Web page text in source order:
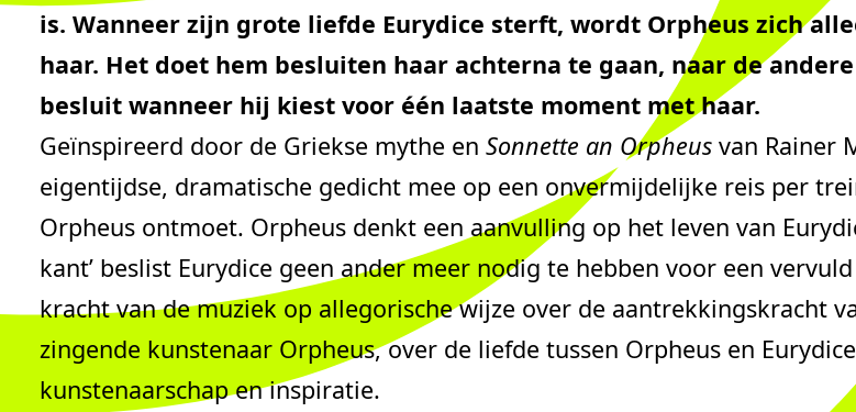
is. Wanneer zijn grote liefde Eurydice sterft, wordt Orpheus zich
haar. Het doet hem besluiten haar achterna te gaan, naar de
besluit wanneer hij kiest voor één laatste moment met haar.
Geïnspireerd door de Griekse mythe en Sonnette an Orpheusvan Rainer
eigentijdse, dramatische gedicht mee op een onvermijdelijke reis per
Orpheus ontmoet. Orpheus denkt een aanvulling op het leven van
kant’ beslist Eurydice geen ander meer nodig te hebben voor een
kracht van de muziek op allegorische wijze over de aantrekkingskracht
zingende kunstenaar Orpheus, over de liefde tussen Orpheus en
kunstenaarschap en inspiratie.